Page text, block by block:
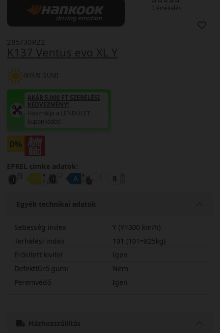
0 értékelés
K137 Ventus evo XL Y
285/30R22
NYÁRI GUMI
AKÁR 5.000 FT SZERELÉSI
KEDVEZMÉNY!
Használja a LENDÜLET
kuponkódot!
0%
EPREL cimke adatok:
Egyéb technikai adatok
Sebesség index
Y (Y=300 km/h)
Terhelési index
101 (101=825kg)
Erősített kivitel
Igen
Defekttűrő gumi
Nem
Peremvédő
Igen
Házhozszállítás